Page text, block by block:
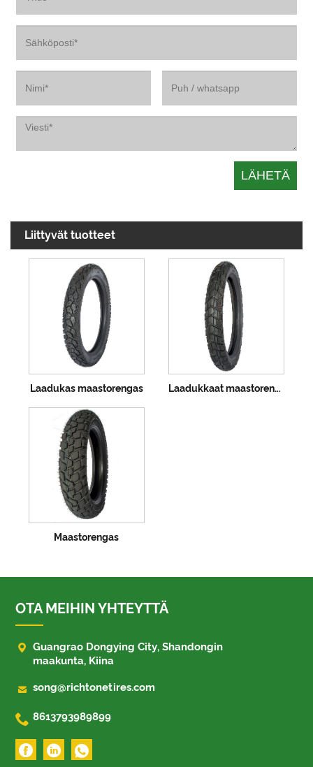
Liittyvät tuotteet
Laadukas maastorengas Laadukkaat maastorenkaat
Maastorengas
OTA MEIHIN YHTEYTTÄ
 Guangrao Dongying City, Shandongin
maakunta, Kiina
 song@richtonetires.com
 8613793989899